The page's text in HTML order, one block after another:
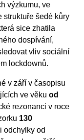
výzkumu, ve
struktuře šedé kůry
sice zhatila
dospívání,
vliv sociální
lockdownů.
v září v časopisu
ve věku od
rezonanci v roce
130
odchylky od